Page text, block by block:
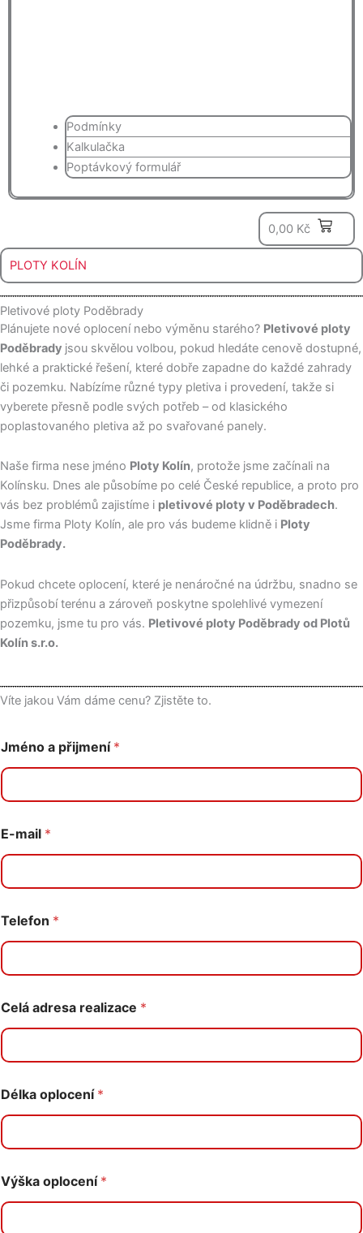
Podmínky
Kalkulačka
Poptávkový formulář
0,00 Kč
PLOTY KOLÍN
Pletivové ploty Poděbrady
Plánujete nové oplocení nebo výměnu starého? Pletivové ploty
Poděbrady jsou skvělou volbou, pokud hledáte cenově dostupné,
lehké a praktické řešení, které dobře zapadne do každé zahrady
či pozemku. Nabízíme různé typy pletiva i provedení, takže si
vyberete přesně podle svých potřeb – od klasického
poplastovaného pletiva až po svařované panely.
Naše firma nese jméno Ploty Kolín, protože jsme začínali na
Kolínsku. Dnes ale působíme po celé České republice, a proto pro
vás bez problémů zajistíme i pletivové ploty v Poděbradech.
Jsme firma Ploty Kolín, ale pro vás budeme klidně i Ploty
Poděbrady.
Pokud chcete oplocení, které je nenáročné na údržbu, snadno se
přizpůsobí terénu a zároveň poskytne spolehlivé vymezení
pozemku, jsme tu pro vás. Pletivové ploty Poděbrady od Plotů
Kolín s.r.o.
Víte jakou Vám dáme cenu? Zjistěte to.
Jméno a přijmení *
E-mail *
Telefon *
Celá adresa realizace *
Délka oplocení *
Výška oplocení *